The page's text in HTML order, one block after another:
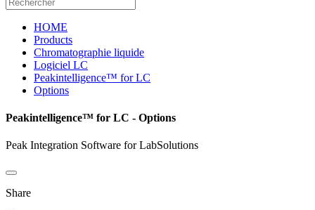
HOME
Products
Chromatographie liquide
Logiciel LC
Peakintelligence™ for LC
Options
Peakintelligence™ for LC - Options
Peak Integration Software for LabSolutions
Share